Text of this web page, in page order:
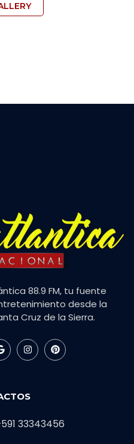
88.9 FM, tu fuente
desde la
Cruz de la Sierra.
33343456